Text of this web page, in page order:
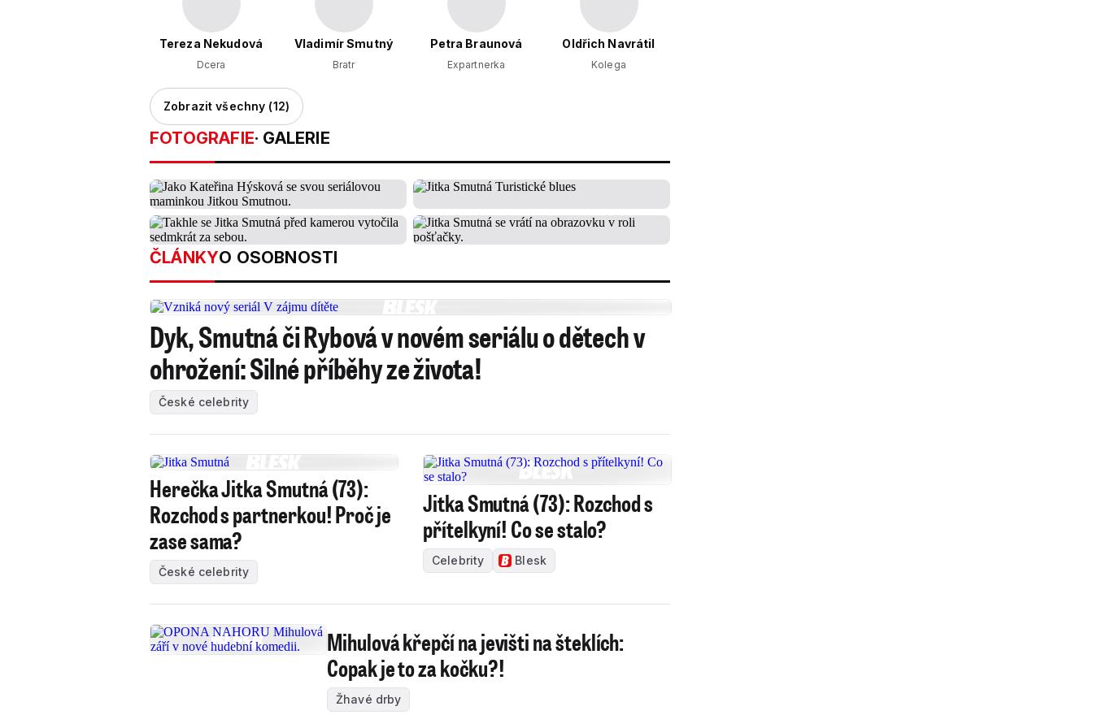
Tereza Nekudová
Dcera
Vladimír Smutný
Bratr
Petra Braunová
Expartnerka
Oldřich Navrátil
Kolega
Zobrazit všechny (12)
FOTOGRAFIE· GALERIE
ČLÁNKYO OSOBNOSTI
Dyk, Smutná či Rybová v novém seriálu o dětech v
ohrožení: Silné příběhy ze života!
České celebrity
Herečka Jitka Smutná (73):
Rozchod s partnerkou! Proč je
zase sama?
České celebrity
Jitka Smutná (73): Rozchod s
přítelkyní! Co se stalo?
Celebrity Blesk
Mihulová křepčí na jevišti na šteklích:
Copak je to za kočku?!
Žhavé drby